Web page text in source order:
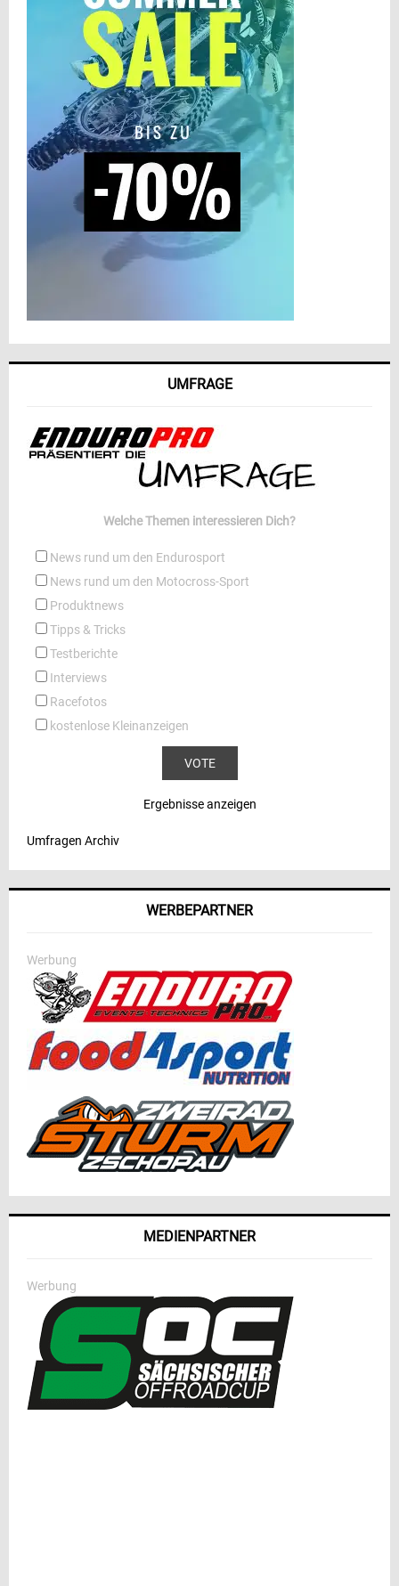
UMFRAGE
Welche Themen interessieren Dich?
News rund um den Endurosport
News rund um den Motocross-Sport
Produktnews
Tipps & Tricks
Testberichte
Interviews
Racefotos
kostenlose Kleinanzeigen
Ergebnisse anzeigen
Umfragen Archiv
WERBEPARTNER
Werbung
MEDIENPARTNER
Werbung